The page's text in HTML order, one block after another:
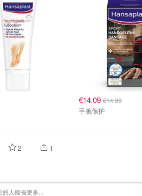
€14.09€14.99
手腕保护
2 1